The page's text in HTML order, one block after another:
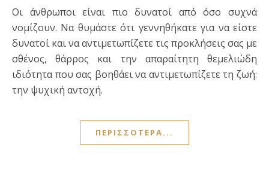
Οι άνθρωποι είναι πιο δυνατοί από όσο συχνά
νομίζουν. Να θυμάστε ότι γεννηθήκατε για να είστε
δυνατοί και να αντιμετωπίζετε τις προκλήσεις σας με
σθένος, θάρρος και την απαραίτητη θεμελιώδη
ιδιότητα που σας βοηθάει να αντιμετωπίζετε τη ζωή:
την ψυχική αντοχή.
ΠΕΡΙΣΣΌΤΕΡΑ...